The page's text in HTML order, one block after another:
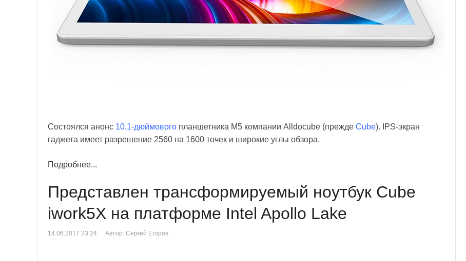
Состоялся анонс 10,1-дюймового планшетника M5 компании Alldocube (прежде Cube). IPS-экран
гаджета имеет разрешение 2560 на 1600 точек и широкие углы обзора.
Подробнее...
Представлен трансформируемый ноутбук Cube
iwork5X на платформе Intel Apollo Lake
14.06.2017 23:24 Автор: Сергей Егоров